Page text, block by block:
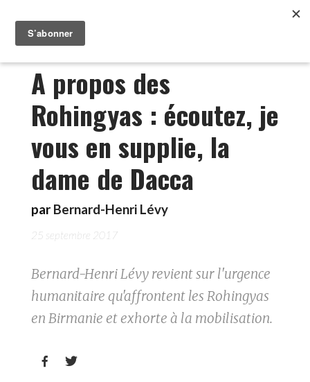
A propos des
Rohingyas : écoutez, je
vous en supplie, la
dame de Dacca
par Bernard-Henri Lévy
25 septembre 2017
Bernard-Henri Lévy revient sur l'urgence
humanitaire qu'affrontent les Rohingyas
en Birmanie et exhorte à la mobilisation.
 